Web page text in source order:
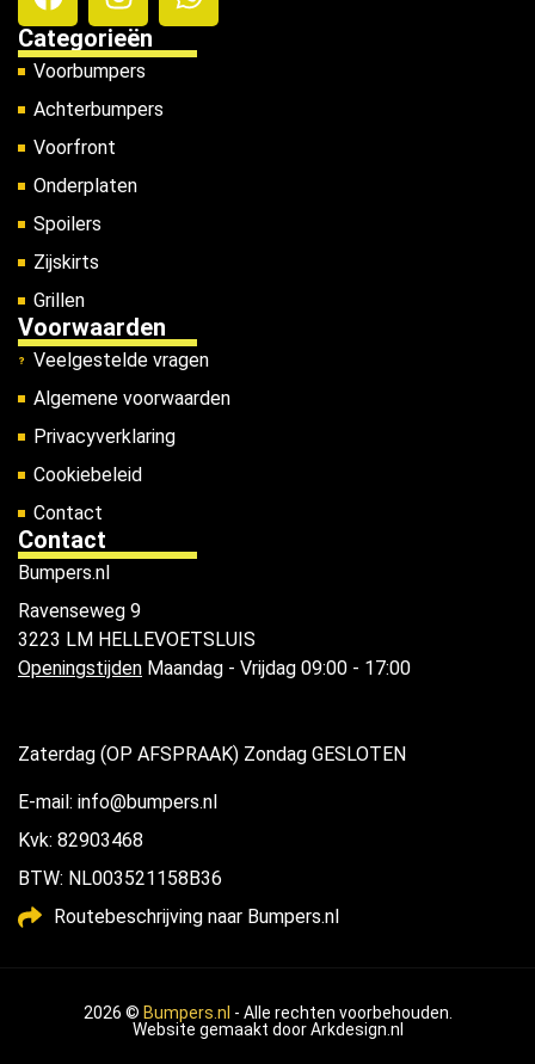
Categorieën
Voorbumpers
Achterbumpers
Voorfront
Onderplaten
Spoilers
Zijskirts
Grillen
Voorwaarden
Veelgestelde vragen
Algemene voorwaarden
Privacyverklaring
Cookiebeleid
Contact
Contact
Bumpers.nl
Ravenseweg 9
3223 LM HELLEVOETSLUIS
Openingstijden Maandag - Vrijdag 09:00 - 17:00
Zaterdag (OP AFSPRAAK) Zondag GESLOTEN
E-mail: info@bumpers.nl
Kvk: 82903468
BTW: NL003521158B36
Routebeschrijving naar Bumpers.nl
2026 © Bumpers.nl - Alle rechten voorbehouden.
Website gemaakt doorArkdesign.nl